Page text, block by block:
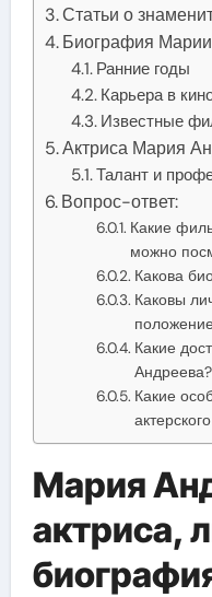
Статьи о
Биография
Ранние годы
Карьера в
Известные
Актриса Мария
Талант и
Вопрос-ответ:
Какие
можно
Какова
Каковы
Какие
Андреева?
Какие
Мария
актриса,